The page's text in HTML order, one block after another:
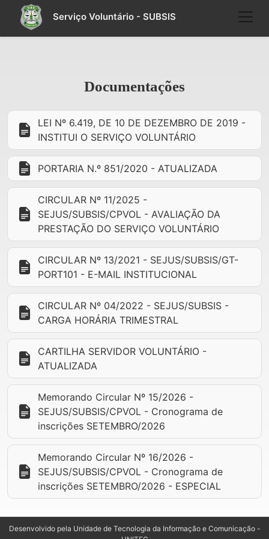
Serviço Voluntário - SUBSIS
Documentações
LEI Nº 6.419, DE 10 DE DEZEMBRO DE 2019 -
INSTITUI O SERVIÇO VOLUNTÁRIO
PORTARIA N.º 851/2020 - ATUALIZADA
CIRCULAR Nº 11/2025 -
SEJUS/SUBSIS/CPVOL - AVALIAÇÃO DA
PRESTAÇÃO DO SERVIÇO VOLUNTÁRIO
CIRCULAR Nº 13/2021 - SEJUS/SUBSIS/GT-
PORT101 - E-MAIL INSTITUCIONAL
CIRCULAR Nº 04/2022 - SEJUS/SUBSIS -
CARGA HORÁRIA TRIMESTRAL
CARTILHA SERVIDOR VOLUNTÁRIO -
ATUALIZADA
Memorando Circular Nº 15/2026 -
SEJUS/SUBSIS/CPVOL - Cronograma de
inscrições SETEMBRO/2026
Memorando Circular Nº 16/2026 -
SEJUS/SUBSIS/CPVOL - Cronograma de
inscrições SETEMBRO/2026 - ESPECIAL
Desenvolvido pela Unidade de Tecnologia da Informação e Comunicação -